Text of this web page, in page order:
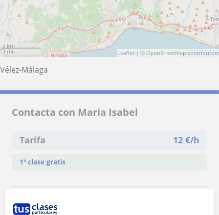
5 km
3 mi
Leaflet | © OpenStreetMap contributors
Vélez-Málaga
Contacta con Maria Isabel
Tarifa 12 €/h
1ª clase gratis